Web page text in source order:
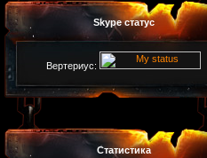
Skype статус
Вертериус:
Статистика